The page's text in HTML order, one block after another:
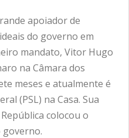
apoiador de
do governo em
mandato, Vitor Hugo
na Câmara dos
meses e atualmente é
(PSL) na Casa. Sua
colocou o
governo.